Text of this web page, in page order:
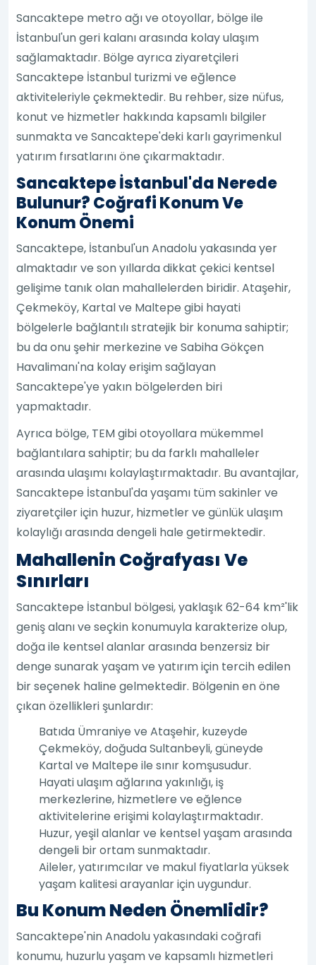
Sancaktepe metro ağı ve otoyollar, bölge ile
İstanbul'un geri kalanı arasında kolay ulaşım
sağlamaktadır. Bölge ayrıca ziyaretçileri
Sancaktepe İstanbul turizmi ve eğlence
aktiviteleriyle çekmektedir. Bu rehber, size nüfus,
konut ve hizmetler hakkında kapsamlı bilgiler
sunmakta ve Sancaktepe'deki karlı gayrimenkul
yatırım fırsatlarını öne çıkarmaktadır.
Sancaktepe İstanbul'da Nerede
Bulunur? Coğrafi Konum Ve
Konum Önemi
Sancaktepe, İstanbul'un Anadolu yakasında yer
almaktadır ve son yıllarda dikkat çekici kentsel
gelişime tanık olan mahallelerden biridir. Ataşehir,
Çekmeköy, Kartal ve Maltepe gibi hayati
bölgelerle bağlantılı stratejik bir konuma sahiptir;
bu da onu şehir merkezine ve Sabiha Gökçen
Havalimanı'na kolay erişim sağlayan
Sancaktepe'ye yakın bölgelerden biri
yapmaktadır.
Ayrıca bölge, TEM gibi otoyollara mükemmel
bağlantılara sahiptir; bu da farklı mahalleler
arasında ulaşımı kolaylaştırmaktadır. Bu avantajlar,
Sancaktepe İstanbul'da yaşamı tüm sakinler ve
ziyaretçiler için huzur, hizmetler ve günlük ulaşım
kolaylığı arasında dengeli hale getirmektedir.
Mahallenin Coğrafyası Ve
Sınırları
Sancaktepe İstanbul bölgesi, yaklaşık 62-64 km²'lik
geniş alanı ve seçkin konumuyla karakterize olup,
doğa ile kentsel alanlar arasında benzersiz bir
denge sunarak yaşam ve yatırım için tercih edilen
bir seçenek haline gelmektedir. Bölgenin en öne
çıkan özellikleri şunlardır:
Batıda Ümraniye ve Ataşehir, kuzeyde
Çekmeköy, doğuda Sultanbeyli, güneyde
Kartal ve Maltepe ile sınır komşusudur.
Hayati ulaşım ağlarına yakınlığı, iş
merkezlerine, hizmetlere ve eğlence
aktivitelerine erişimi kolaylaştırmaktadır.
Huzur, yeşil alanlar ve kentsel yaşam arasında
dengeli bir ortam sunmaktadır.
Aileler, yatırımcılar ve makul fiyatlarla yüksek
yaşam kalitesi arayanlar için uygundur.
Bu Konum Neden Önemlidir?
Sancaktepe'nin Anadolu yakasındaki coğrafi
konumu, huzurlu yaşam ve kapsamlı hizmetleri